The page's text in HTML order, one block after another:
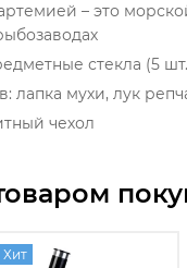
– это
стекла (5
лапка мухи, лук
чехол
Хит